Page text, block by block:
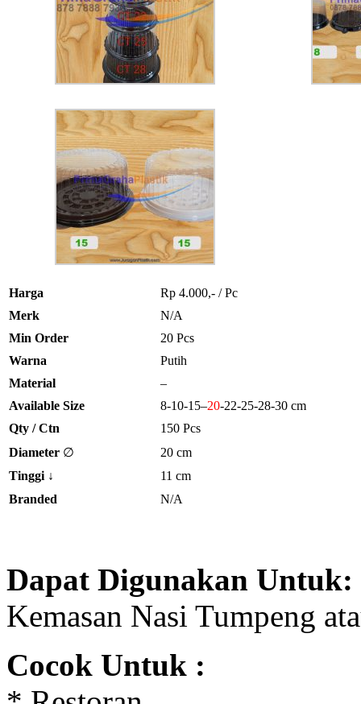
Harga
Rp 4.000,- / Pc
Merk
N/A
Min Order
20 Pcs
Warna
Putih
Material
–
Available Size
8-10-15–20-22-25-28-30 cm
Qty / Ctn
150 Pcs
Diameter ∅
20 cm
Tinggi ↓
11 cm
Branded
N/A
Dapat Digunakan Untuk:
Kemasan Nasi Tumpeng
Cocok Untuk :